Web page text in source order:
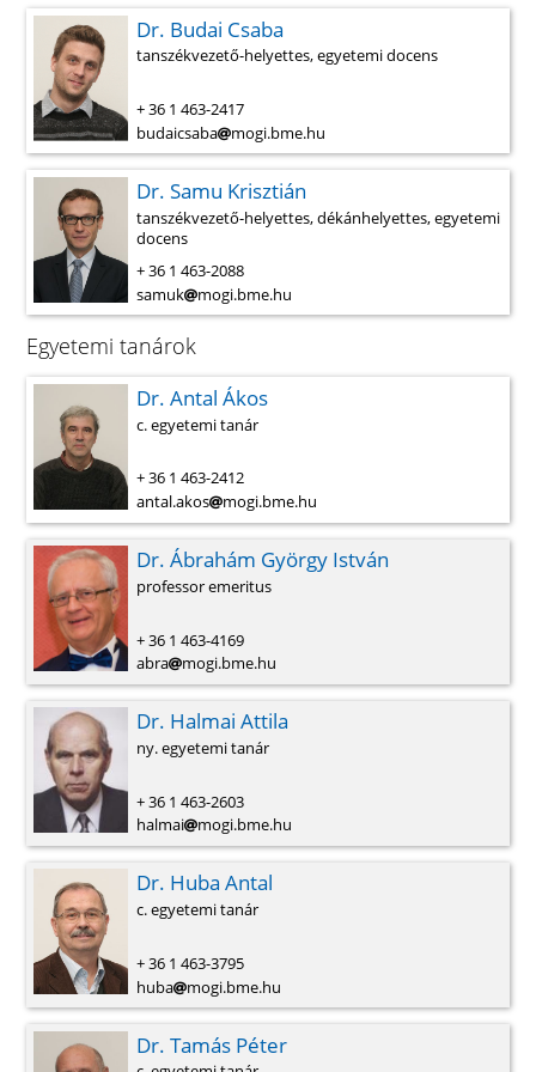
Dr. Budai Csaba
tanszékvezető-helyettes, egyetemi docens
+ 36 1 463-2417
budaicsaba
mogi.bme.hu
Dr. Samu Krisztián
tanszékvezető-helyettes, dékánhelyettes, egyetemi
docens
+ 36 1 463-2088
samuk
mogi.bme.hu
Egyetemi tanárok
Dr. Antal Ákos
c. egyetemi tanár
+ 36 1 463-2412
antal.akos
mogi.bme.hu
Dr. Ábrahám György István
professor emeritus
+ 36 1 463-4169
abra
mogi.bme.hu
Dr. Halmai Attila
ny. egyetemi tanár
+ 36 1 463-2603
halmai
mogi.bme.hu
Dr. Huba Antal
c. egyetemi tanár
+ 36 1 463-3795
huba
mogi.bme.hu
Dr. Tamás Péter